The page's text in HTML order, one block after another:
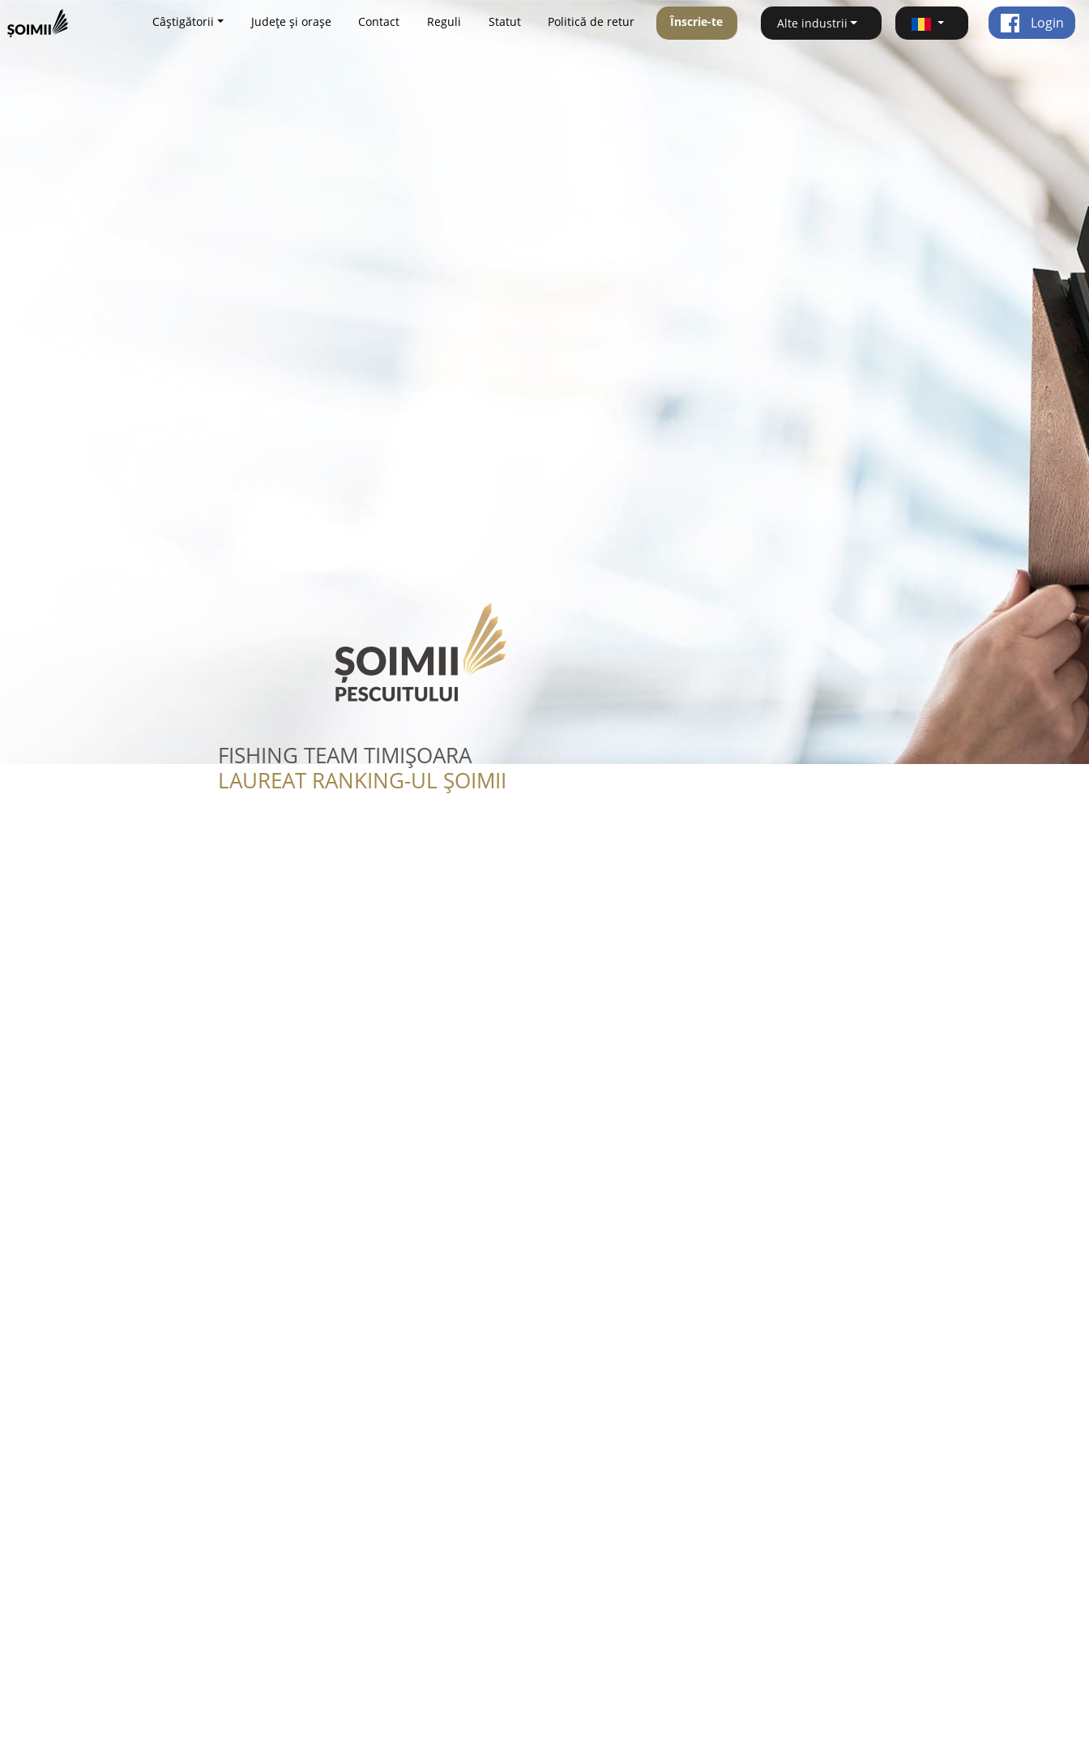
Câștigătorii Județe și orașe Contact Reguli Statut Politică de retur Înscrie-te Alte industrii Login
FISHING TEAM TIMIȘOARA
LAUREAT RANKING-UL ȘOIMII